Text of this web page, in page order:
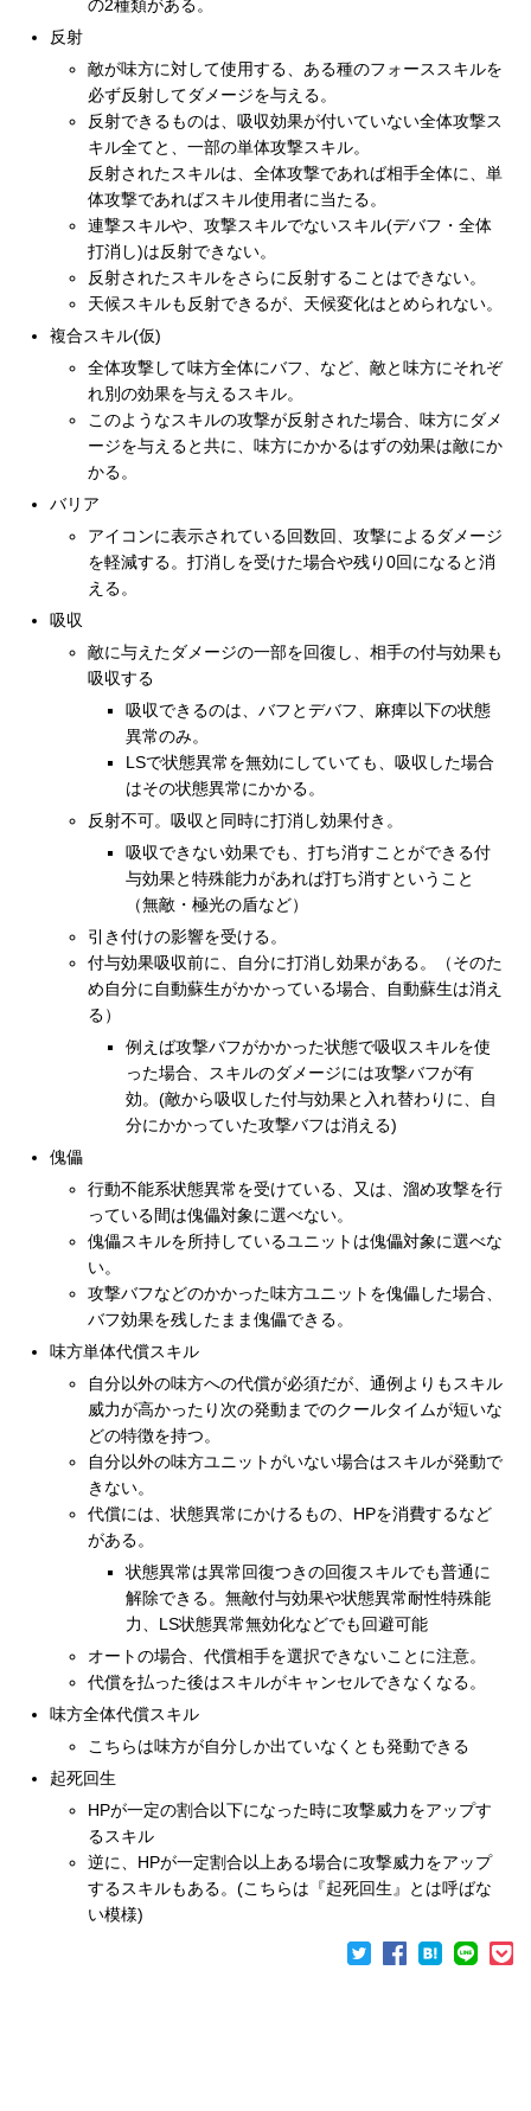
の2種類がある。
反射
敵が味方に対して使用する、ある種のフォーススキルを
必ず反射してダメージを与える。
反射できるものは、吸収効果が付いていない全体攻撃ス
キル全てと、一部の単体攻撃スキル。
反射されたスキルは、全体攻撃であれば相手全体に、単
体攻撃であればスキル使用者に当たる。
連撃スキルや、攻撃スキルでないスキル(デバフ・全体
打消し)は反射できない。
反射されたスキルをさらに反射することはできない。
天候スキルも反射できるが、天候変化はとめられない。
複合スキル(仮)
全体攻撃して味方全体にバフ、など、敵と味方にそれぞ
れ別の効果を与えるスキル。
このようなスキルの攻撃が反射された場合、味方にダメ
ージを与えると共に、味方にかかるはずの効果は敵にか
かる。
バリア
アイコンに表示されている回数回、攻撃によるダメージ
を軽減する。打消しを受けた場合や残り0回になると消
える。
吸収
敵に与えたダメージの一部を回復し、相手の付与効果も
吸収する
吸収できるのは、バフとデバフ、麻痺以下の状態
異常のみ。
LSで状態異常を無効にしていても、吸収した場合
はその状態異常にかかる。
反射不可。吸収と同時に打消し効果付き。
吸収できない効果でも、打ち消すことができる付
与効果と特殊能力があれば打ち消すということ
（無敵・極光の盾など）
引き付けの影響を受ける。
付与効果吸収前に、自分に打消し効果がある。（そのた
め自分に自動蘇生がかかっている場合、自動蘇生は消え
る）
例えば攻撃バフがかかった状態で吸収スキルを使
った場合、スキルのダメージには攻撃バフが有
効。(敵から吸収した付与効果と入れ替わりに、自
分にかかっていた攻撃バフは消える)
傀儡
行動不能系状態異常を受けている、又は、溜め攻撃を行
っている間は傀儡対象に選べない。
傀儡スキルを所持しているユニットは傀儡対象に選べな
い。
攻撃バフなどのかかった味方ユニットを傀儡した場合、
バフ効果を残したまま傀儡できる。
味方単体代償スキル
自分以外の味方への代償が必須だが、通例よりもスキル
威力が高かったり次の発動までのクールタイムが短いな
どの特徴を持つ。
自分以外の味方ユニットがいない場合はスキルが発動で
きない。
代償には、状態異常にかけるもの、HPを消費するなど
がある。
状態異常は異常回復つきの回復スキルでも普通に
解除できる。無敵付与効果や状態異常耐性特殊能
力、LS状態異常無効化などでも回避可能
オートの場合、代償相手を選択できないことに注意。
代償を払った後はスキルがキャンセルできなくなる。
味方全体代償スキル
こちらは味方が自分しか出ていなくとも発動できる
起死回生
HPが一定の割合以下になった時に攻撃威力をアップす
るスキル
逆に、HPが一定割合以上ある場合に攻撃威力をアップ
するスキルもある。(こちらは『起死回生』とは呼ばな
い模様)